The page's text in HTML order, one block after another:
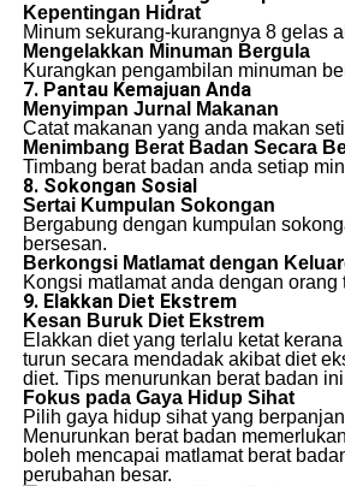
Kepentingan Hidrat
Minum sekurang-kurangnya 8 gelas
Mengelakkan Minuman Bergula
Kurangkan pengambilan minuman
7. Pantau Kemajuan Anda
Menyimpan Jurnal Makanan
Catat makanan yang anda makan
Menimbang Berat Badan Secara
Timbang berat badan anda setiap
8. Sokongan Sosial
Sertai Kumpulan Sokongan
Bergabung dengan kumpulan
bersesan.
Berkongsi Matlamat dengan
Kongsi matlamat anda dengan
9. Elakkan Diet Ekstrem
Kesan Buruk Diet Ekstrem
Elakkan diet yang terlalu ketat
turun secara mendadak akibat diet
diet. Tips menurunkan berat badan
Fokus pada Gaya Hidup Sihat
Pilih gaya hidup sihat yang
Menurunkan berat badan
boleh mencapai matlamat berat
perubahan besar.